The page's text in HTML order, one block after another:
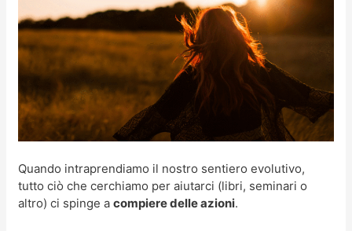
Quando intraprendiamo il nostro sentiero evolutivo,
tutto ciò che cerchiamo per aiutarci (libri, seminari o
altro) ci spinge acompiere delle azioni.